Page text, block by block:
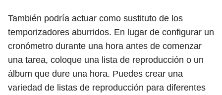
También podría actuar como sustituto de los
temporizadores aburridos. En lugar de configurar un
cronómetro durante una hora antes de comenzar
una tarea, coloque una lista de reproducción o un
álbum que dure una hora. Puedes crear una
variedad de listas de reproducción para diferentes